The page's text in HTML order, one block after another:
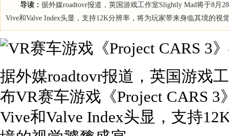
导读： 据外媒roadtovr报道，英国游戏工作室Slightly Mad将于8月
Vive和Valve Index头显，支持12K分辨率，将为玩家带来身临其境的视
据外媒roadtovr报道，英国游戏
布VR赛车游戏《Project CARS
Vive和Valve Index头显，支持